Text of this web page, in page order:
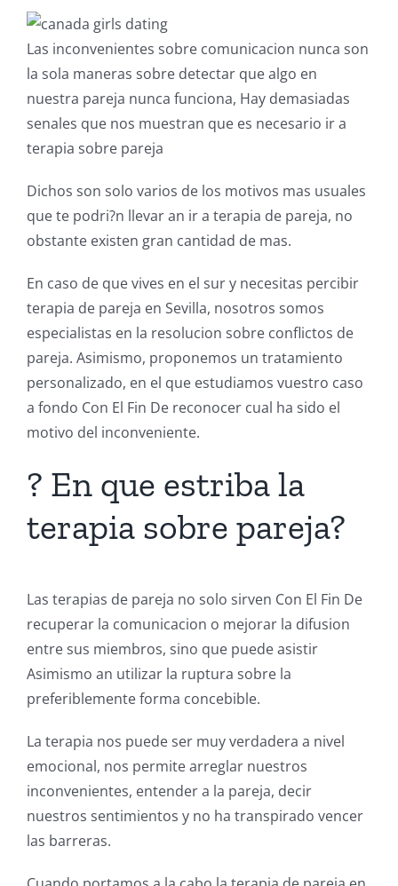
Las inconvenientes sobre comunicacion nunca son
la sola maneras sobre detectar que algo en
nuestra pareja nunca funciona, Hay demasiadas
senales que nos muestran que es necesario ir a
terapia sobre pareja
Dichos son solo varios de los motivos mas usuales
que te podri?n llevar an ir a terapia de pareja, no
obstante existen gran cantidad de mas.
En caso de que vives en el sur y necesitas percibir
terapia de pareja en Sevilla, nosotros somos
especialistas en la resolucion sobre conflictos de
pareja. Asimismo, proponemos un tratamiento
personalizado, en el que estudiamos vuestro caso
a fondo Con El Fin De reconocer cual ha sido el
motivo del inconveniente.
? En que estriba la
terapia sobre pareja?
Las terapias de pareja no solo sirven Con El Fin De
recuperar la comunicacion o mejorar la difusion
entre sus miembros, sino que puede asistir
Asimismo an utilizar la ruptura sobre la
preferiblemente forma concebible.
La terapia nos puede ser muy verdadera a nivel
emocional, nos permite arreglar nuestros
inconvenientes, entender a la pareja, decir
nuestros sentimientos y no ha transpirado vencer
las barreras.